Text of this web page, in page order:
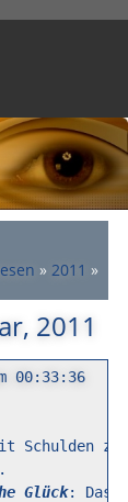
» 2011 »
2011
00:33:36
Glück: Das